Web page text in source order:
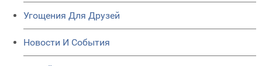
Угощения Для Друзей
Новости И События